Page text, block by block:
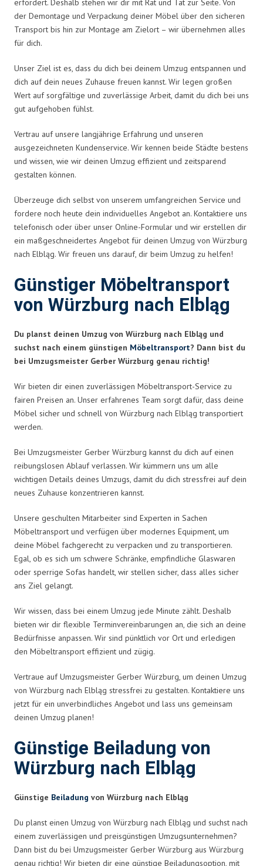
erfordert. Deshalb stehen wir dir mit Rat und Tat zur Seite. Von
der Demontage und Verpackung deiner Möbel über den sicheren
Transport bis hin zur Montage am Zielort – wir übernehmen alles
für dich.
Unser Ziel ist es, dass du dich bei deinem Umzug entspannen und
dich auf dein neues Zuhause freuen kannst. Wir legen großen
Wert auf sorgfältige und zuverlässige Arbeit, damit du dich bei uns
gut aufgehoben fühlst.
Vertrau auf unsere langjährige Erfahrung und unseren
ausgezeichneten Kundenservice. Wir kennen beide Städte bestens
und wissen, wie wir deinen Umzug effizient und zeitsparend
gestalten können.
Überzeuge dich selbst von unserem umfangreichen Service und
fordere noch heute dein individuelles Angebot an. Kontaktiere uns
telefonisch oder über unser Online-Formular und wir erstellen dir
ein maßgeschneidertes Angebot für deinen Umzug von Würzburg
nach Elbląg. Wir freuen uns darauf, dir beim Umzug zu helfen!
Günstiger Möbeltransport
von Würzburg nach Elbląg
Du planst deinen Umzug von Würzburg nach Elbląg und
suchst nach einem günstigen Möbeltransport? Dann bist du
bei Umzugsmeister Gerber Würzburg genau richtig!
Wir bieten dir einen zuverlässigen Möbeltransport-Service zu
fairen Preisen an. Unser erfahrenes Team sorgt dafür, dass deine
Möbel sicher und schnell von Würzburg nach Elbląg transportiert
werden.
Bei Umzugsmeister Gerber Würzburg kannst du dich auf einen
reibungslosen Ablauf verlassen. Wir kümmern uns um alle
wichtigen Details deines Umzugs, damit du dich stressfrei auf dein
neues Zuhause konzentrieren kannst.
Unsere geschulten Mitarbeiter sind Experten in Sachen
Möbeltransport und verfügen über modernes Equipment, um
deine Möbel fachgerecht zu verpacken und zu transportieren.
Egal, ob es sich um schwere Schränke, empfindliche Glaswaren
oder sperrige Sofas handelt, wir stellen sicher, dass alles sicher
ans Ziel gelangt.
Wir wissen, dass bei einem Umzug jede Minute zählt. Deshalb
bieten wir dir flexible Terminvereinbarungen an, die sich an deine
Bedürfnisse anpassen. Wir sind pünktlich vor Ort und erledigen
den Möbeltransport effizient und zügig.
Vertraue auf Umzugsmeister Gerber Würzburg, um deinen Umzug
von Würzburg nach Elbląg stressfrei zu gestalten. Kontaktiere uns
jetzt für ein unverbindliches Angebot und lass uns gemeinsam
deinen Umzug planen!
Günstige Beiladung von
Würzburg nach Elbląg
Günstige Beiladung von Würzburg nach Elbląg
Du planst einen Umzug von Würzburg nach Elbląg und suchst nach
einem zuverlässigen und preisgünstigen Umzugsunternehmen?
Dann bist du bei Umzugsmeister Gerber Würzburg aus Würzburg
genau richtig! Wir bieten dir eine günstige Beiladungsoption, mit